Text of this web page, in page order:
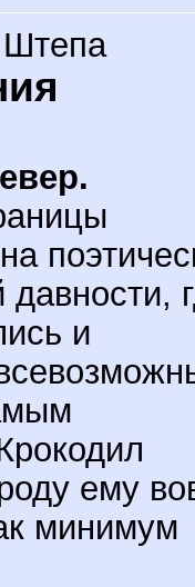
давности,
и
ему
минимум